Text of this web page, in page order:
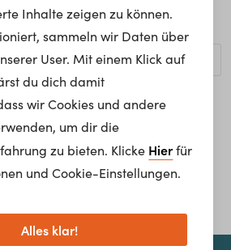
bestimmten Begriff suchen?
Homepage
Inhalte zeigen zu können.
sammeln wir Daten über
User. Mit einem Klick auf
du dich damit
wir Cookies und andere
um dir die
zu bieten. Klicke Hierfür
und Cookie-Einstellungen.
Alles klar!